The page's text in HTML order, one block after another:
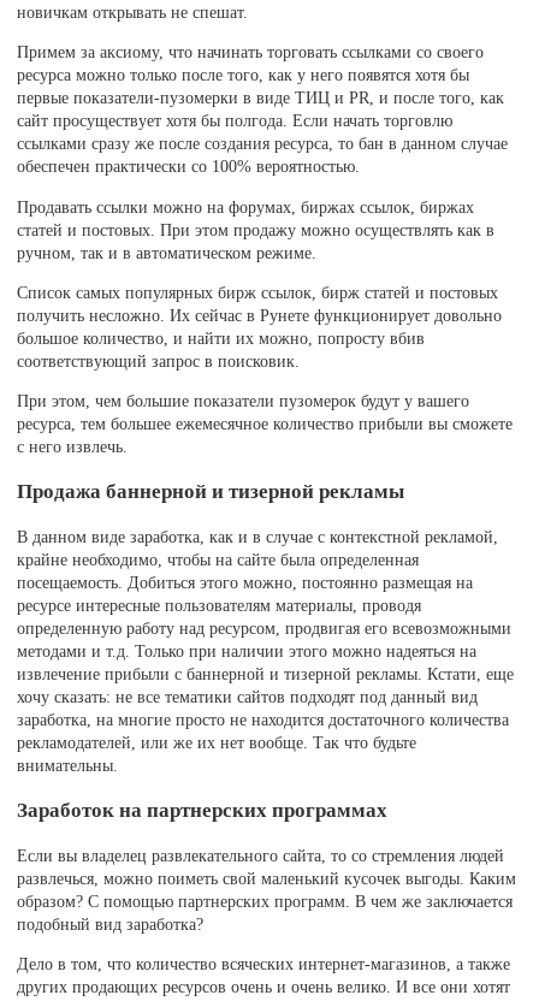
новичкам открывать не спешат.
Примем за аксиому, что начинать торговать ссылками со своего
ресурса можно только после того, как у него появятся хотя бы
первые показатели-пузомерки в виде ТИЦ и PR, и после того, как
сайт просуществует хотя бы полгода. Если начать торговлю
ссылками сразу же после создания ресурса, то бан в данном случае
обеспечен практически со 100% вероятностью.
Продавать ссылки можно на форумах, биржах ссылок, биржах
статей и постовых. При этом продажу можно осуществлять как в
ручном, так и в автоматическом режиме.
Список самых популярных бирж ссылок, бирж статей и постовых
получить несложно. Их сейчас в Рунете функционирует довольно
большое количество, и найти их можно, попросту вбив
соответствующий запрос в поисковик.
При этом, чем большие показатели пузомерок будут у вашего
ресурса, тем большее ежемесячное количество прибыли вы сможете
с него извлечь.
Продажа баннерной и тизерной рекламы
В данном виде заработка, как и в случае с контекстной рекламой,
крайне необходимо, чтобы на сайте была определенная
посещаемость. Добиться этого можно, постоянно размещая на
ресурсе интересные пользователям материалы, проводя
определенную работу над ресурсом, продвигая его всевозможными
методами и т.д. Только при наличии этого можно надеяться на
извлечение прибыли с баннерной и тизерной рекламы. Кстати, еще
хочу сказать: не все тематики сайтов подходят под данный вид
заработка, на многие просто не находится достаточного количества
рекламодателей, или же их нет вообще. Так что будьте
внимательны.
Заработок на партнерских программах
Если вы владелец развлекательного сайта, то со стремления людей
развлечься, можно поиметь свой маленький кусочек выгоды. Каким
образом? С помощью партнерских программ. В чем же заключается
подобный вид заработка?
Дело в том, что количество всяческих интернет-магазинов, а также
других продающих ресурсов очень и очень велико. И все они хотят